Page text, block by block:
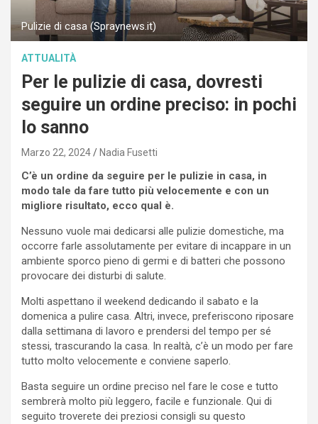
Pulizie di casa (Spraynews.it)
ATTUALITÀ
Per le pulizie di casa, dovresti
seguire un ordine preciso: in pochi
lo sanno
Marzo 22, 2024 Nadia Fusetti
C’è un ordine da seguire per le pulizie in casa, in
modo tale da fare tutto più velocemente e con un
migliore risultato, ecco qual è.
Nessuno vuole mai dedicarsi alle pulizie domestiche, ma
occorre farle assolutamente per evitare di incappare in un
ambiente sporco pieno di germi e di batteri che possono
provocare dei disturbi di salute.
Molti aspettano il weekend dedicando il sabato e la
domenica a pulire casa. Altri, invece, preferiscono riposare
dalla settimana di lavoro e prendersi del tempo per sé
stessi, trascurando la casa. In realtà, c’è un modo per fare
tutto molto velocemente e conviene saperlo.
Basta seguire un ordine preciso nel fare le cose e tutto
sembrerà molto più leggero, facile e funzionale. Qui di
seguito troverete dei preziosi consigli su questo